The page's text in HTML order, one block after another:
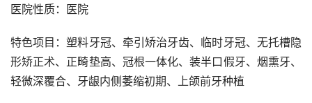
医院性质：医院
特色项目：塑料牙冠、牵引矫治牙齿、临时牙冠、无托槽隐
形矫正术、正畸垫高、冠根一体化、装半口假牙、烟熏牙、
轻微深覆合、牙龈内侧萎缩初期、上颌前牙种植